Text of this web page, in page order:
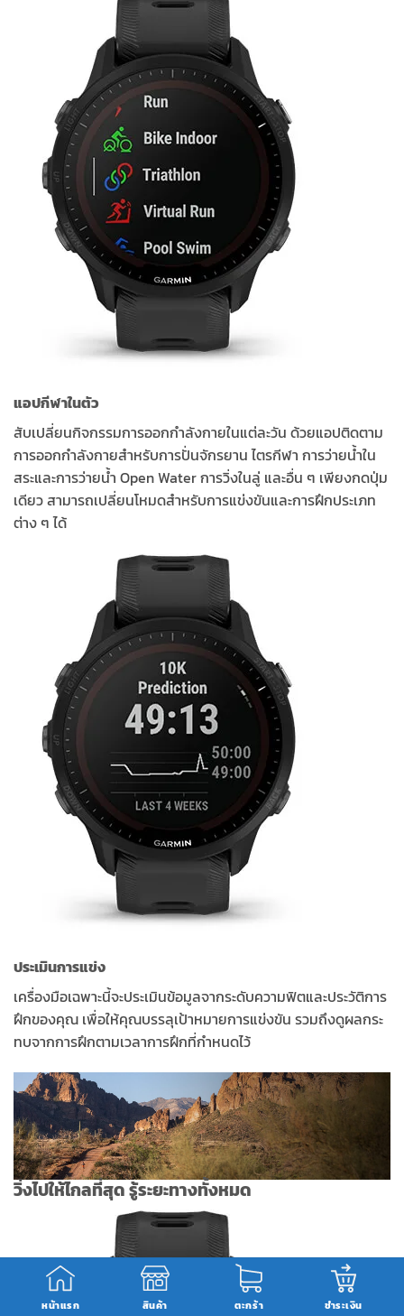
แอปกีฬาในตัว
สับเปลี่ยนกิจกรรมการออกกำลังกายในแต่ละวัน ด้วยแอปติดตาม
การออกกำลังกายสำหรับการปั่นจักรยาน ไตรกีฬา การว่ายน้ำใน
สระและการว่ายน้ำ Open Water การวิ่งในลู่ และอื่น ๆ เพียงกดปุ่ม
เดียว สามารถเปลี่ยนโหมดสำหรับการแข่งขันและการฝึกประเภท
ต่าง ๆ ได้
ประเมินการแข่ง
เครื่องมือเฉพาะนี้จะประเมินข้อมูลจากระดับความฟิตและประวัติการ
ฝึกของคุณ เพื่อให้คุณบรรลุเป้าหมายการแข่งขัน รวมถึงดูผลกระ
ทบจากการฝึกตามเวลาการฝึกที่กำหนดไว้
วิ่งไปให้ไกลที่สุด รู้ระยะทางทั้งหมด
หน้าแรก สินค้า ตะกร้า ชำระเงิน